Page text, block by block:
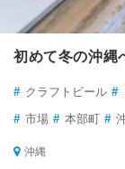
初めて冬の沖
# クラフトビール #
# 市場 # 本部町 #
沖縄